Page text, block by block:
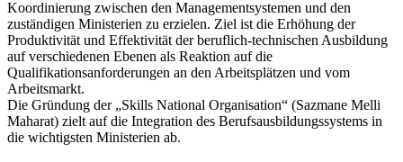
Koordinierung zwischen den Managementsystemen und den
zuständigen Ministerien zu erzielen. Ziel ist die Erhöhung der
Produktivität und Effektivität der beruflich-technischen Ausbildung
auf verschiedenen Ebenen als Reaktion auf die
Qualifikationsanforderungen an den Arbeitsplätzen und vom
Arbeitsmarkt.
Die Gründung der „Skills National Organisation“ (Sazmane Melli
Maharat) zielt auf die Integration des Berufsausbildungssystems in
die wichtigsten Ministerien ab.